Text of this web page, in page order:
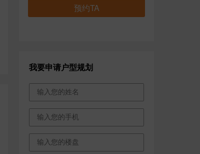
预约TA
我要申请户型规划